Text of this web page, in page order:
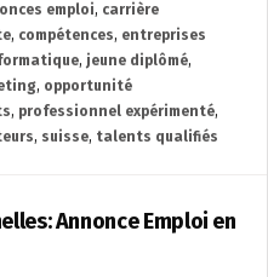
emploi, carrière
, compétences, entreprises
, jeune diplômé,
, opportunité
, professionnel expérimenté,
, suisse, talents qualifiés
Annonce Emploi en